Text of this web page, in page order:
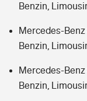
Benzin,
Mercedes-Benz
Benzin,
Mercedes-Benz
Benzin,